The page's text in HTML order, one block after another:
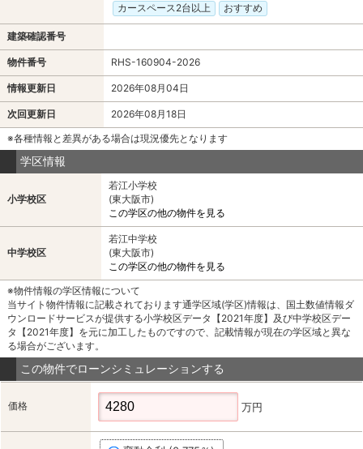
カースペース2台以上
おすすめ
建築確認番号
物件番号 RHS-160904-2026
情報更新日 2026年08月04日
次回更新日
2026年08月18日
※各種情報と差異がある場合は現況優先となります
学区情報
小学校区
若江小学校
(東大阪市)
この学区の他の物件を見る
中学校区
若江中学校
(東大阪市)
この学区の他の物件を見る
※物件情報の学区情報について
当サイト物件情報に記載されております通学区域(学区)情報は、国土数値情報ダ
ウンロードサービスが提供する小学校区データ【2021年度】及び中学校区デー
タ【2021年度】を元に加工したものですので、記載情報が現在の学区域と異な
る場合がございます。
この物件でローンシミュレーションする
価格 万円